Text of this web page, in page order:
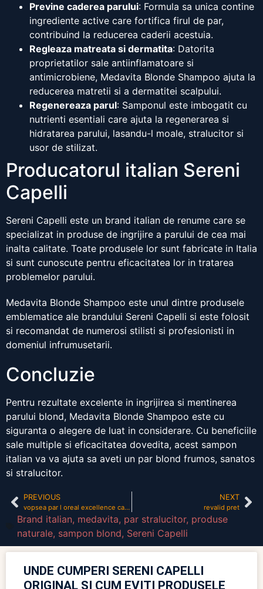
Previne caderea parului: Formula sa unica contine
ingrediente active care fortifica firul de par,
contribuind la reducerea caderii acestuia.
Regleaza matreata si dermatita: Datorita
proprietatilor sale antiinflamatoare si
antimicrobiene, Medavita Blonde Shampoo ajuta la
reducerea matretii si a dermatitei scalpului.
Regenereaza parul: Samponul este imbogatit cu
nutrienti esentiali care ajuta la regenerarea si
hidratarea parului, lasandu-l moale, stralucitor si
usor de stilizat.
Producatorul italian Sereni
Capelli
Sereni Capelli este un brand italian de renume care se
specializat in produse de ingrijire a parului de cea mai
inalta calitate. Toate produsele lor sunt fabricate in Italia
si sunt cunoscute pentru eficacitatea lor in tratarea
problemelor parului.
Medavita Blonde Shampoo este unul dintre produsele
emblematice ale brandului Sereni Capelli si este folosit
si recomandat de numerosi stilisti si profesionisti in
domeniul infrumusetarii.
Concluzie
Pentru rezultate excelente in ingrijirea si mentinerea
parului blond, Medavita Blonde Shampoo este cu
siguranta o alegere de luat in considerare. Cu beneficiile
sale multiple si eficacitatea dovedita, acest sampon
italian va va ajuta sa aveti un par blond frumos, sanatos
si stralucitor.
PREVIOUS
vopsea par l oreal excellence catalog
NEXT
revalid pret
Brand italian, medavita, par stralucitor, produse
naturale, sampon blond, Sereni Capelli
UNDE CUMPERI SERENI CAPELLI
ORIGINAL ȘI CUM EVIȚI PRODUSELE